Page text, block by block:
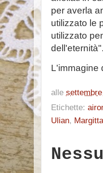
per averla
utilizzato le
utilizzato
dell'eternità".
L'immagine
alle
Etichette:
Ulian,